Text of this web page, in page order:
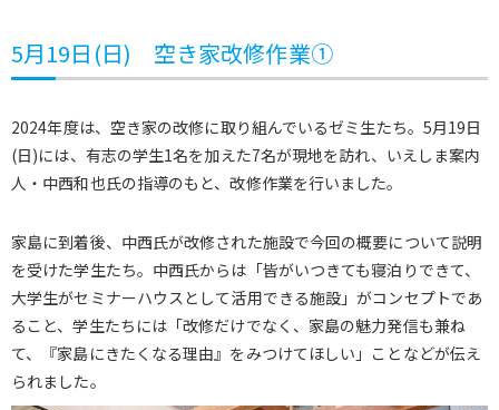
5月19日(日) 空き家改修作業①
2024年度は、空き家の改修に取り組んでいるゼミ生たち。5月19日
(日)には、有志の学生1名を加えた7名が現地を訪れ、いえしま案内
人・中西和也氏の指導のもと、改修作業を行いました。
家島に到着後、中西氏が改修された施設で今回の概要について説明
を受けた学生たち。中西氏からは「皆がいつきても寝泊りできて、
大学生がセミナーハウスとして活用できる施設」がコンセプトであ
ること、学生たちには「改修だけでなく、家島の魅力発信も兼ね
て、『家島にきたくなる理由』をみつけてほしい」ことなどが伝え
られました。